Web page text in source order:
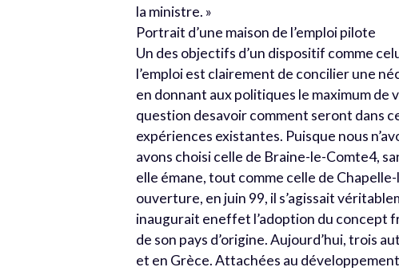
la ministre. »
Portrait d’une maison de l’emploi pilote
Un des objectifs d’un dispositif comme
l’emploi est clairement de concilier une
en donnant aux politiques le maximum de
question desavoir comment seront dans
expériences existantes. Puisque nous
avons choisi celle de Braine-le-Comte4,
elle émane, tout comme celle de
ouverture, en juin 99, il s’agissait
inaugurait eneffet l’adoption du concept
de son pays d’origine. Aujourd’hui, trois
et en Grèce. Attachées au